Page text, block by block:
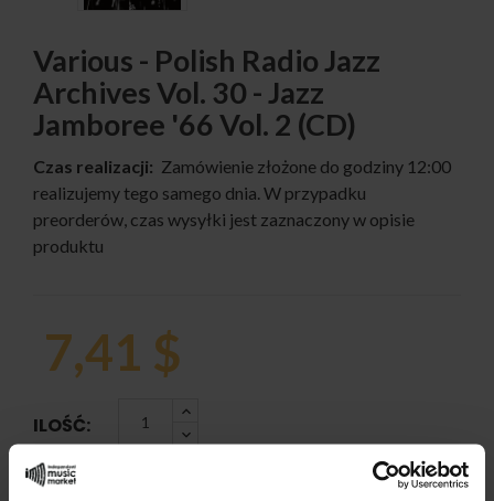
Various - Polish Radio Jazz
Archives Vol. 30 - Jazz
Jamboree '66 Vol. 2 (CD)
Czas realizacji: Zamówienie złożone do godziny 12:00
realizujemy tego samego dnia. W przypadku
preorderów, czas wysyłki jest zaznaczony w opisie
produktu
7,41 $
ILOŚĆ: